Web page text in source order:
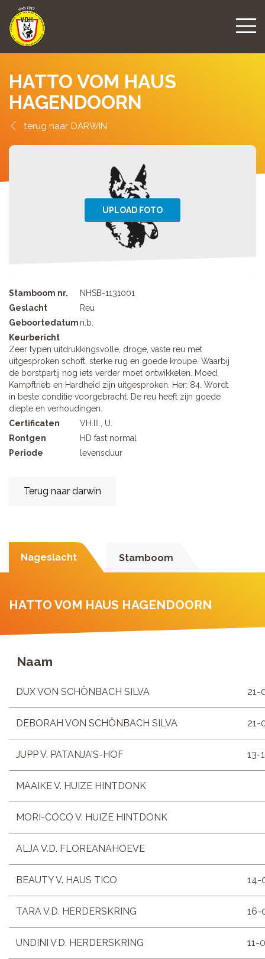
HATTO VOM HAUS
HAGENDOORN
DARWIN
Stamboom nr.
NHSB-1131001
Geslacht
Reu
Geboortedatum n.b.
Keurbericht
Zeer typen uitdrukkingsvolle, droge, vaste reu met
uitgesproken schoft, sterke rug en goede kroupe. Waarbij
de borstpartij nog iets verder moet ontwikkelen. Moed,
Kampftrieb en Hardheid zijn uitgesproken. Her: 84. Wordt
in beste conditie voorgebracht. De reu heeft zijn goede
diepte en verhoudingen.
Certificaten
VH.III., U.
Rontgen
HD fast normal
Periode
levensduur
Terug naar darwin
Nageslacht Stamboom
HATTO VOM HAUS HAGENDOORN
Naam
DUX VON SCHÖNBACH SILVA 21-
DEBORAH VON SCHÖNBACH SILVA 21-
JUPP V. PATANJA'S-HOF 13-
MAAIKE V. HUIZE HINTDONK
MORI-COCO V. HUIZE HINTDONK
ALJA V.D. FLOREANAHOEVE
BEAUTY V. HAUS TICO 14-
TARA V.D. HERDERSKRING 16-
UNDINI V.D. HERDERSKRING 11-